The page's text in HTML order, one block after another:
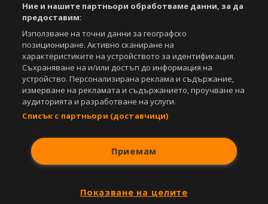
Ние и нашите партньори обработваме данни, за да
предоставим:
Използване на точни данни за географско
позициониране. Активно сканиране на
характеристиките на устройството за идентификация.
Съхраняване на и/или достъп до информация на
устройство. Персонализирана реклама и съдържание,
измерване на рекламата и съдържанието, проучване на
аудиторията и разработване на услуги.
Списък с партньори (доставчици)
Приемам
Показване на целите